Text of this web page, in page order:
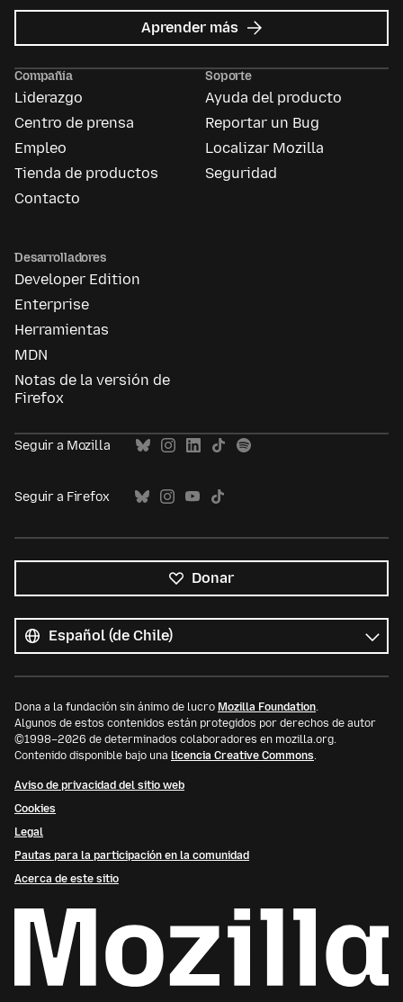
Aprender más acerca
de
Ads
Compañía
Liderazgo
Centro de prensa
Empleo
Tienda de productos
Contacto
Soporte
Ayuda del producto
Reportar un Bug
Localizar Mozilla
Seguridad
Desarrolladores
Developer Edition
Enterprise
Herramientas
MDN
Notas de la versión de
Firefox
Seguir a Mozilla
Seguir a Firefox
Donar
los
idiomas
Idioma
Dona a la fundación sin ánimo de lucro Mozilla Foundation.
Algunos de estos contenidos están protegidos por derechos de autor
©1998–2026 de determinados colaboradores en mozilla.org.
Contenido disponible bajo una licencia Creative Commons.
Aviso de privacidad del sitio web
Cookies
Legal
Pautas para la participación en la comunidad
Acerca de este sitio